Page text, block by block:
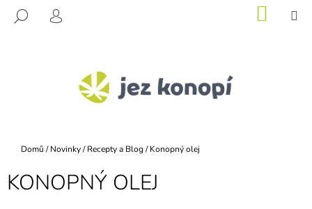
HLEDAT
PŘIHLÁŠENÍ KOŠÍK
Domů / Novinky/ Recepty a Blog/ Konopný olej
KONOPNÝ OLEJ
T
E